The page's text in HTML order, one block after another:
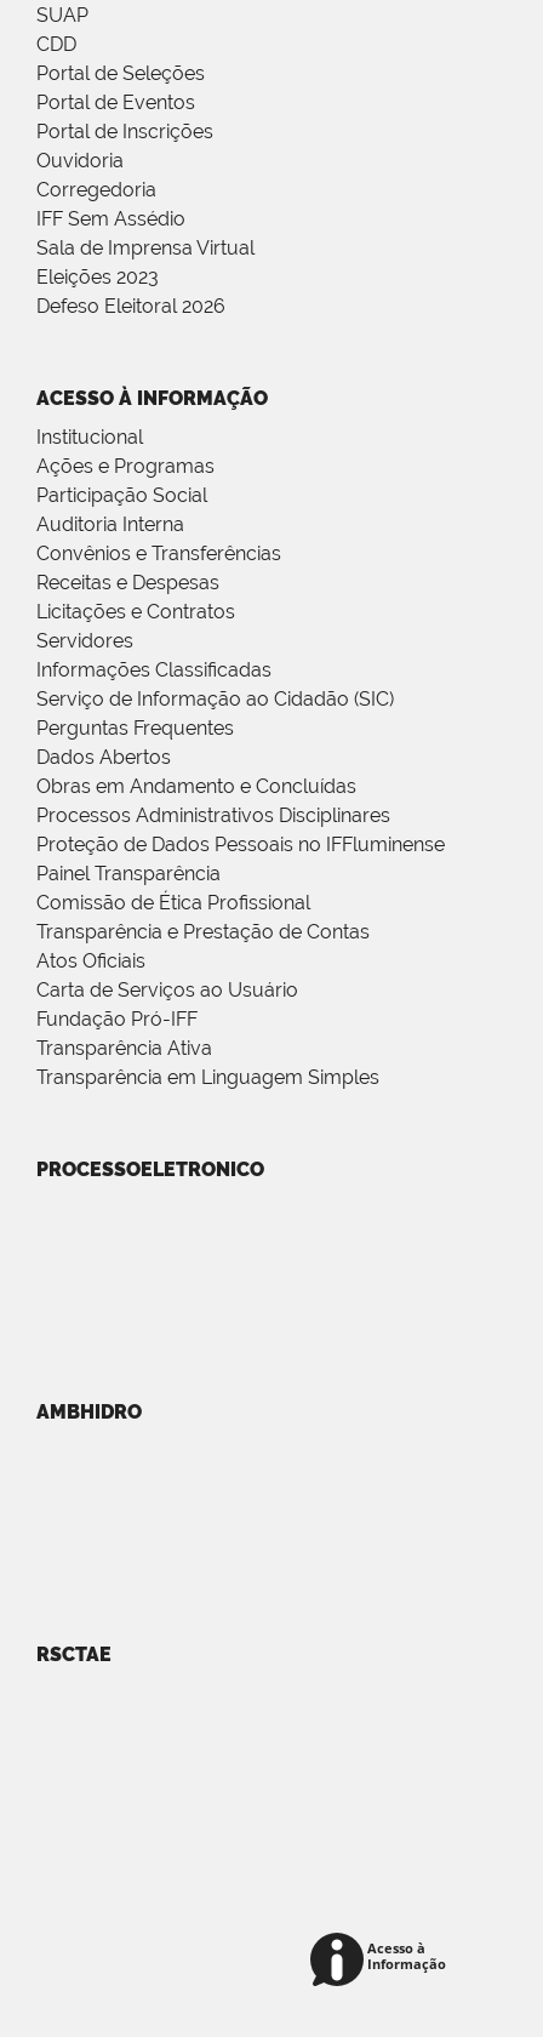
SUAP
CDD
Portal de Seleções
Portal de Eventos
Portal de Inscrições
Ouvidoria
Corregedoria
IFF Sem Assédio
Sala de Imprensa Virtual
Eleições 2023
Defeso Eleitoral 2026
ACESSO À INFORMAÇÃO
Institucional
Ações e Programas
Participação Social
Auditoria Interna
Convênios e Transferências
Receitas e Despesas
Licitações e Contratos
Servidores
Informações Classificadas
Serviço de Informação ao Cidadão (SIC)
Perguntas Frequentes
Dados Abertos
Obras em Andamento e Concluídas
Processos Administrativos Disciplinares
Proteção de Dados Pessoais no IFFluminense
Painel Transparência
Comissão de Ética Profissional
Transparência e Prestação de Contas
Atos Oficiais
Carta de Serviços ao Usuário
Fundação Pró-IFF
Transparência Ativa
Transparência em Linguagem Simples
PROCESSOELETRONICO
AMBHIDRO
RSCTAE